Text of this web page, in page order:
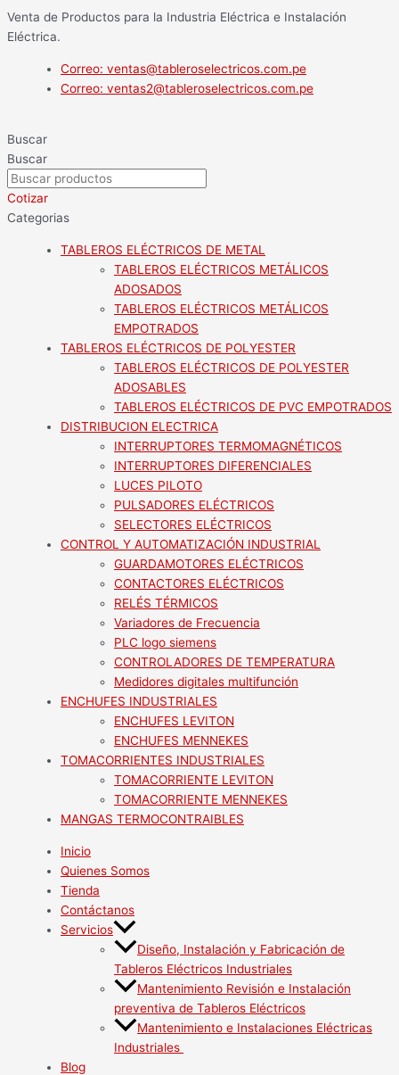
Venta de Productos para la Industria Eléctrica e Instalación
Eléctrica.
Correo: ventas@tableroselectricos.com.pe
Correo: ventas2@tableroselectricos.com.pe
Buscar
Buscar
Cotizar
Menu
Categorias
TABLEROS ELÉCTRICOS DE METAL
TABLEROS ELÉCTRICOS METÁLICOS
ADOSADOS
TABLEROS ELÉCTRICOS METÁLICOS
EMPOTRADOS
TABLEROS ELÉCTRICOS DE POLYESTER
TABLEROS ELÉCTRICOS DE POLYESTER
ADOSABLES
TABLEROS ELÉCTRICOS DE PVC EMPOTRADOS
DISTRIBUCION ELECTRICA
INTERRUPTORES TERMOMAGNÉTICOS
INTERRUPTORES DIFERENCIALES
LUCES PILOTO
PULSADORES ELÉCTRICOS
SELECTORES ELÉCTRICOS
CONTROL Y AUTOMATIZACIÓN INDUSTRIAL
GUARDAMOTORES ELÉCTRICOS
CONTACTORES ELÉCTRICOS
RELÉS TÉRMICOS
Variadores de Frecuencia
PLC logo siemens
CONTROLADORES DE TEMPERATURA
Medidores digitales multifunción
ENCHUFES INDUSTRIALES
ENCHUFES LEVITON
ENCHUFES MENNEKES
TOMACORRIENTES INDUSTRIALES
TOMACORRIENTE LEVITON
TOMACORRIENTE MENNEKES
MANGAS TERMOCONTRAIBLES
Inicio
Quienes Somos
Tienda
Contáctanos
Servicios
Diseño, Instalación y Fabricación de
Tableros Eléctricos Industriales
Mantenimiento Revisión e Instalación
preventiva de Tableros Eléctricos
Mantenimiento e Instalaciones Eléctricas
Industriales
Blog
Menu
Menu
Menu
ADOSABLE
-
HOLEX
cantidad